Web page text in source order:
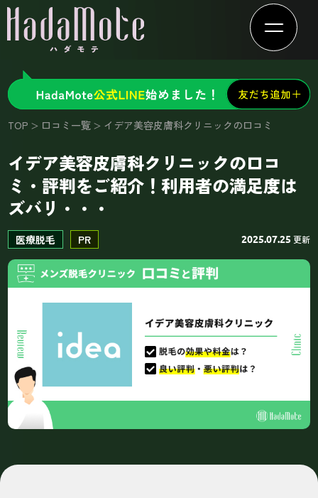
TOP 口コミ一覧 イデア美容皮膚科クリニックの口コミ
イデア美容皮膚科クリニックの口コ
ミ・評判をご紹介！利用者の満足度は
ズバリ・・・
医療脱毛 PR 2025.07.25 更新